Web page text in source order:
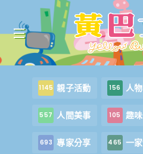
1145 親子活動 156 人
557 人間美事 105 趣
693 專家分享 465 一